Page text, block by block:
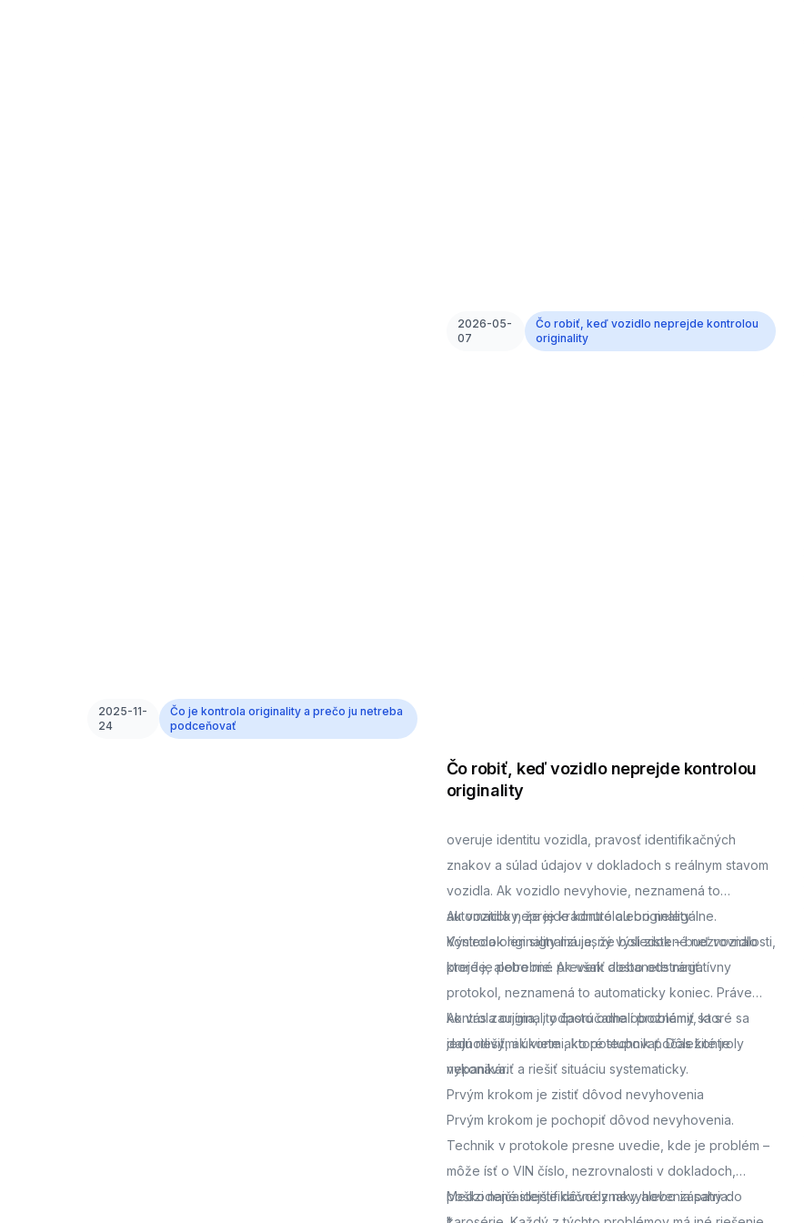
2025-11-
24
Čo je kontrola originality a prečo ju netreba
podceňovať
2026-05-
07
Čo robiť, keď vozidlo neprejde kontrolou
originality
Čo robiť, keď vozidlo neprejde kontrolou
originality
overuje identitu vozidla, pravosť identifikačných
znakov a súlad údajov v dokladoch s reálnym stavom
vozidla. Ak vozidlo nevyhovie, neznamená to
automaticky, že je kradnuté alebo nelegálne.
Výsledok len signalizuje, že boli zistené nezrovnalosti,
ktoré je potrebné preveriť alebo odstrániť.
Ak vozidlo neprejde kontrolou originality
Kontrola originality má jasný výsledok – buď vozidlo
prejde, alebo nie. Ak však dostanete negatívny
protokol, neznamená to automaticky koniec. Práve
kontrola originality často odhalí problémy, ktoré sa
dajú riešiť, ak viete ako postupovať. Dôležité je
nepanikáriť a riešiť situáciu systematicky.
Ak vás zaujíma,, odporúčame oboznámiť sa s
jednotlivými úkonmi, ktoré technik počas kontroly
vykonáva.
Prvým krokom je zistiť dôvod nevyhovenia
Prvým krokom je pochopiť dôvod nevyhovenia.
Technik v protokole presne uvedie, kde je problém –
môže ísť o VIN číslo, nezrovnalosti v dokladoch,
poškodené identifikačné znaky alebo zásahy do
Medzi najčastejšie dôvody nevyhovenia patria: